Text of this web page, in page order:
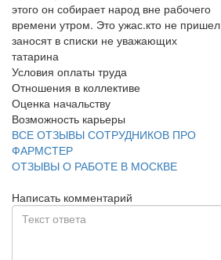
этого он собирает народ вне рабочего
времени утром. Это ужас.кто не пришел
заносят в списки не уважающих
татарина
Условия оплаты труда
Отношения в коллективе
Оценка начальству
Возможность карьеры
ВСЕ ОТЗЫВЫ СОТРУДНИКОВ ПРО
ФАРМСТЕР
ОТЗЫВЫ О РАБОТЕ В МОСКВЕ
Написать комментарий